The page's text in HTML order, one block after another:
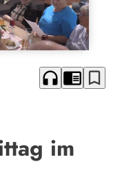
headphones chrome_reader_mode bookmark_border
im